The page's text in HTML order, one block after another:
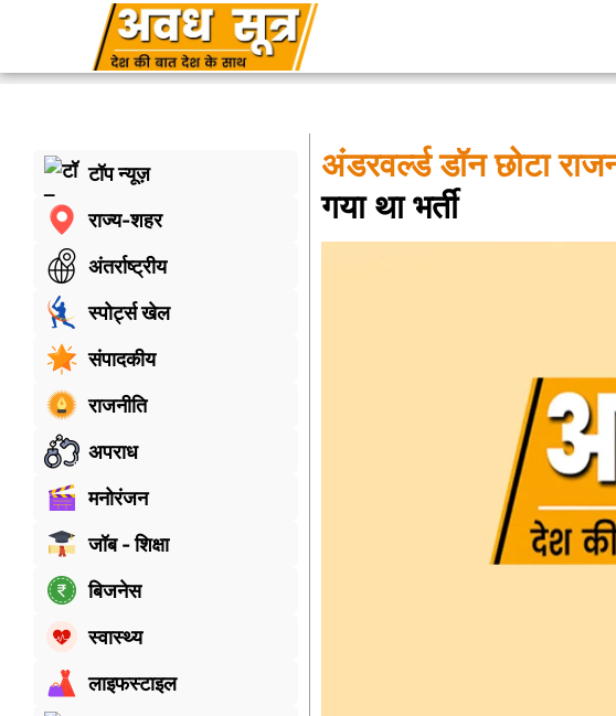
टॉप न्यूज़
राज्य-शहर
अंतर्राष्ट्रीय
स्पोर्ट्स खेल
संपादकीय
राजनीति
अपराध
मनोरंजन
जॉब - शिक्षा
बिजनेस
स्वास्थ्य
लाइफस्टाइल
अंडरवर्ल्‍ड डॉन छोटा
गया था भर्ती